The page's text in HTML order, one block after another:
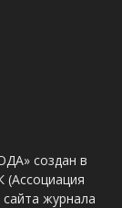
создан в
(Ассоциация
журнала